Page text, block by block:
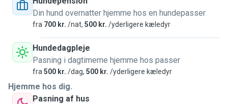
Din hund overnatter hjemme hos en hundepasser
fra 700 kr. /nat, 500 kr. /yderligere kæledyr
Hundedagpleje
Pasning i dagtimerne hjemme hos passer
fra 500 kr. /dag, 500 kr. /yderligere kæledyr
Hjemme hos dig.
Pasning af hus